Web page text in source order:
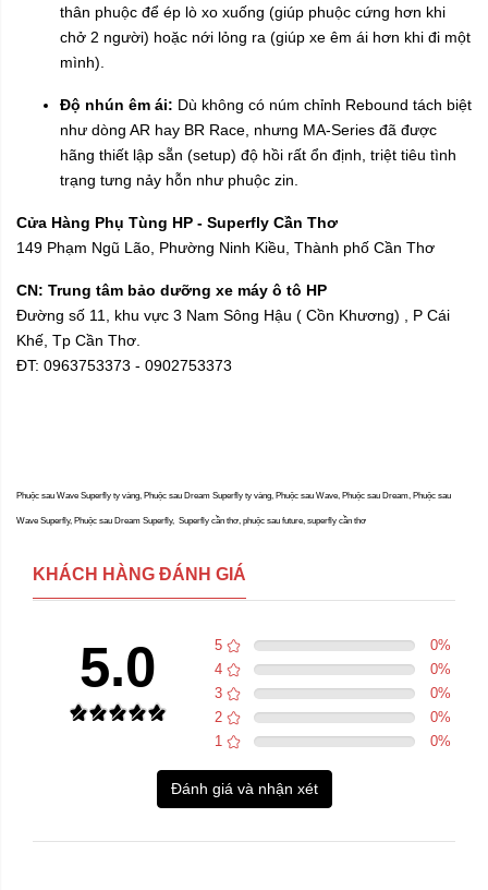
thân phuộc để ép lò xo xuống (giúp phuộc cứng hơn khi
chở 2 người) hoặc nới lỏng ra (giúp xe êm ái hơn khi đi một
mình).
Độ nhún êm ái: Dù không có núm chỉnh Rebound tách biệt
như dòng AR hay BR Race, nhưng MA-Series đã được
hãng thiết lập sẵn (setup) độ hồi rất ổn định, triệt tiêu tình
trạng tưng nảy hỗn như phuộc zin.
Cửa Hàng Phụ Tùng HP - Superfly Cần Thơ
149 Phạm Ngũ Lão, Phường Ninh Kiều, Thành phố Cần Thơ
CN: Trung tâm bảo dưỡng xe máy ô tô HP
Đường số 11, khu vực 3 Nam Sông Hậu ( Cồn Khương) , P Cái
Khế, Tp Cần Thơ.
ĐT: 0963753373 - 0902753373
Phuộc sau Wave Superfly ty vàng, Phuộc sau Dream Superfly ty vàng, Phuộc sau Wave, Phuộc sau Dream, Phuộc sau
Wave Superfly, Phuộc sau Dream Superfly, Superfly cần thơ, phuộc sau future, superfly cần thơ
KHÁCH HÀNG ĐÁNH GIÁ
5.0 5 0%
4
0%
3
0%
2
0%
1
0%
Đánh giá và nhận xét